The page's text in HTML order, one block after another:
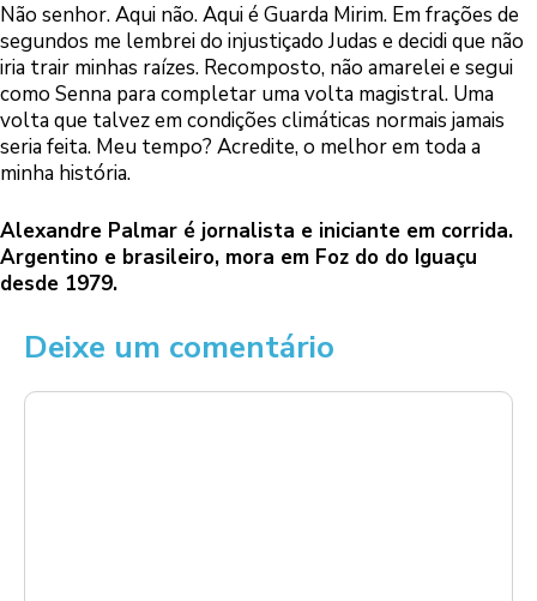
Não senhor. Aqui não. Aqui é Guarda Mirim. Em frações de
segundos me lembrei do injustiçado Judas e decidi que não
iria trair minhas raízes. Recomposto, não amarelei e segui
como Senna para completar uma volta magistral. Uma
volta que talvez em condições climáticas normais jamais
seria feita. Meu tempo? Acredite, o melhor em toda a
minha história.
Alexandre Palmar é jornalista e iniciante em corrida.
Argentino e brasileiro, mora em Foz do do Iguaçu
desde 1979.
Deixe um comentário
Comentário